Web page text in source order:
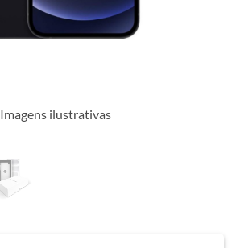
Imagens ilustrativas